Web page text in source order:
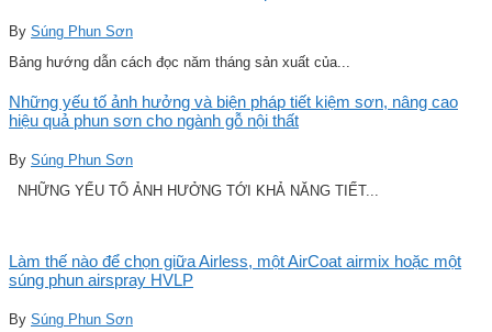
By Súng Phun Sơn
Bảng hướng dẫn cách đọc năm tháng sản xuất của...
Những yếu tố ảnh hưởng và biện pháp tiết kiệm sơn, nâng cao
hiệu quả phun sơn cho ngành gỗ nội thất
By Súng Phun Sơn
NHỮNG YẾU TỐ ẢNH HƯỞNG TỚI KHẢ NĂNG TIẾT...
Làm thế nào để chọn giữa Airless, một AirCoat airmix hoặc một
súng phun airspray HVLP
By Súng Phun Sơn